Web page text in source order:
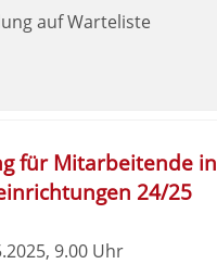
auf Warteliste
für Mitarbeitende in
24/25
9.00 Uhr